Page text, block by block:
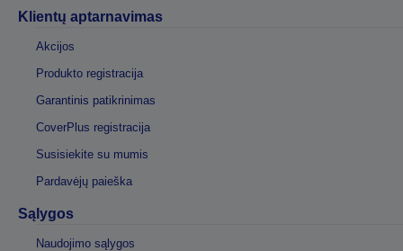
Klientų aptarnavimas
Akcijos
Produkto registracija
Garantinis patikrinimas
CoverPlus registracija
Susisiekite su mumis
Pardavėjų paieška
Sąlygos
Naudojimo sąlygos